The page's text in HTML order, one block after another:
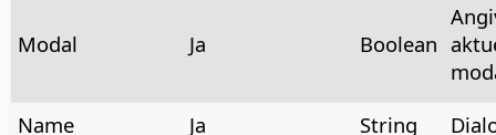
Modal Ja Boolean
Name
Ja String